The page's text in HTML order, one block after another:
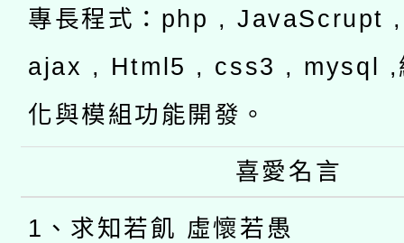
專長程式：php , JavaScrupt
ajax , Html5 , css3 , mysql ,
化與模組功能開發。
喜愛名言
1、求知若飢 虛懷若愚